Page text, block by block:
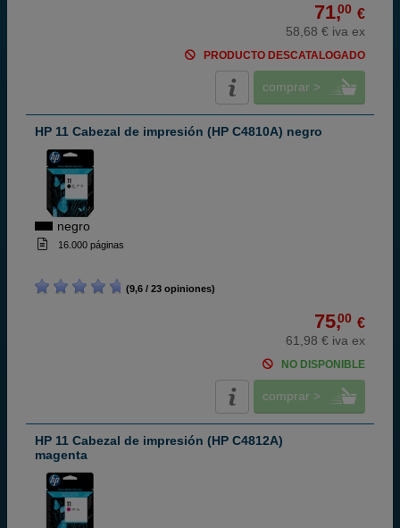
71,00 €
58,68 € iva ex
PRODUCTO DESCATALOGADO
comprar >
HP 11 Cabezal de impresión (HP C4810A) negro
negro
16.000 páginas
(9,6 / 23 opiniones)
75,00 €
61,98 € iva ex
NO DISPONIBLE
comprar >
HP 11 Cabezal de impresión (HP C4812A)
magenta